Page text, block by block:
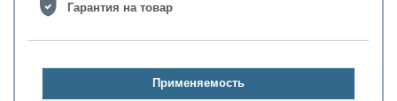
Гарантия на товар
Применяемость